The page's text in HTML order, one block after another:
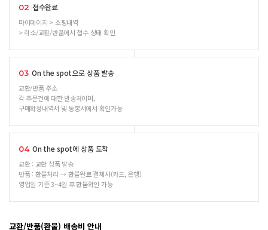
02 접수완료
마이페이지 > 쇼핑내역
> 취소/교환/반품에서 접수 상태 확인
03 On the spot으로 상품 발송
교환/반품 주소
각 주문건에 대한 발송처이며,
구매확정내역서 및 동봉서에서 확인가능
04 On the spot에 상품 도착
교환 : 교환 상품 발송
반품 : 환불처리 → 환불완료 결제사(카드, 은행)
영업일 기준 3~4일 후 환불확인 가능
교환/반품(환불) 배송비 안내